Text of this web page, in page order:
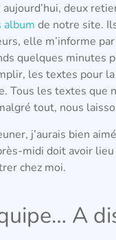
deux
album de notre site.
elle m’informe
quelques minutes
les textes pour
Tous les textes
tout, nous
j’aurais bien
midi doit avoir lieu
chez moi.
A